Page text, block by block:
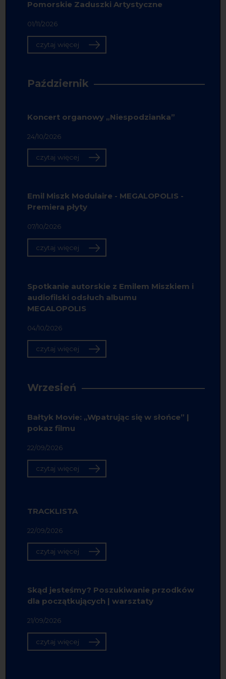
Pomorskie Zaduszki Artystyczne
01/11/2026
czytaj więcej
Październik
Koncert organowy „Niespodzianka”
24/10/2026
czytaj więcej
Emil Miszk Modulaire - MEGALOPOLIS -
Premiera płyty
07/10/2026
czytaj więcej
Spotkanie autorskie z Emilem Miszkiem i
audiofilski odsłuch albumu
MEGALOPOLIS
04/10/2026
czytaj więcej
Wrzesień
Bałtyk Movie: „Wpatrując się w słońce” |
pokaz filmu
22/09/2026
czytaj więcej
TRACKLISTA
22/09/2026
czytaj więcej
Skąd jesteśmy? Poszukiwanie przodków
dla początkujących | warsztaty
21/09/2026
czytaj więcej